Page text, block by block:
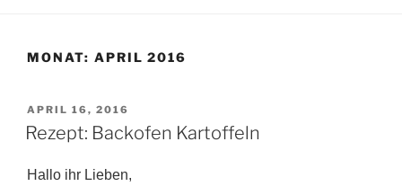
MONAT: APRIL 2016
VERÖFFENTLICHT
AM
APRIL 16, 2016
Rezept: Backofen Kartoffeln
Hallo ihr Lieben,